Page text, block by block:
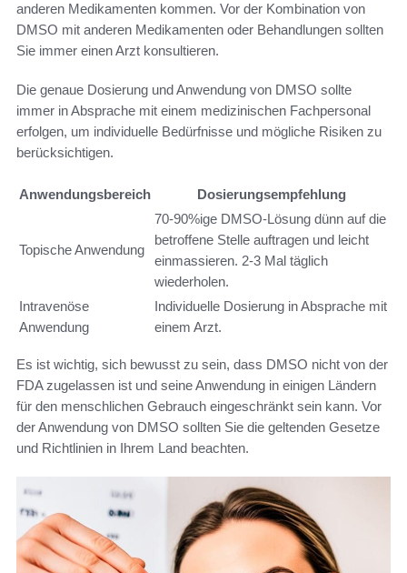
anderen Medikamenten kommen. Vor der Kombination von
DMSO mit anderen Medikamenten oder Behandlungen sollten
Sie immer einen Arzt konsultieren.
Die genaue Dosierung und Anwendung von DMSO sollte
immer in Absprache mit einem medizinischen Fachpersonal
erfolgen, um individuelle Bedürfnisse und mögliche Risiken zu
berücksichtigen.
Anwendungsbereich Dosierungsempfehlung
Topische Anwendung
70-90%ige DMSO-Lösung dünn auf die
betroffene Stelle auftragen und leicht
einmassieren. 2-3 Mal täglich
wiederholen.
Intravenöse
Anwendung
Individuelle Dosierung in Absprache mit
einem Arzt.
Es ist wichtig, sich bewusst zu sein, dass DMSO nicht von der
FDA zugelassen ist und seine Anwendung in einigen Ländern
für den menschlichen Gebrauch eingeschränkt sein kann. Vor
der Anwendung von DMSO sollten Sie die geltenden Gesetze
und Richtlinien in Ihrem Land beachten.